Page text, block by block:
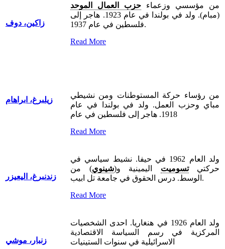
زاكين، دوف
من مؤسسي وزعماء حزب العمال الموحد
(مبام). ولد في بولندا في عام 1923. هاجر إلى
فلسطين في عام 1937.
Read More
زيلبرغ، ابراهام
من رؤساء حركة المستوطنات ومن نشيطي
مباي وحزب العمل. ولد في بولندا في عام
1918. هاجر إلى فلسطين في عام
Read More
زندنبرغ، اليعيزر
ولد العام 1962 في حيفا. نشيط سياسي في
حركتيتسوميت اليمينية و(شينوي) من
الوسط. درس الحقوق في جامعة تل ابيب.
Read More
زنبار، موشي
ولد العام 1926 في هنغاريا. احدى الشخصيات
المركزية في رسم السياسة الاقتصادية
الاسرائيلية في سنوات الستينيات